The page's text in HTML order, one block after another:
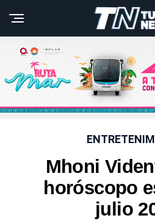
Mhoni
horóscopo
julio